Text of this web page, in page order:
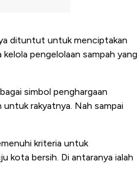
dituntut untuk menciptakan
pengelolaan sampah yang
simbol penghargaan
rakyatnya. Nah sampai
kriteria untuk
kota bersih. Di antaranya ialah